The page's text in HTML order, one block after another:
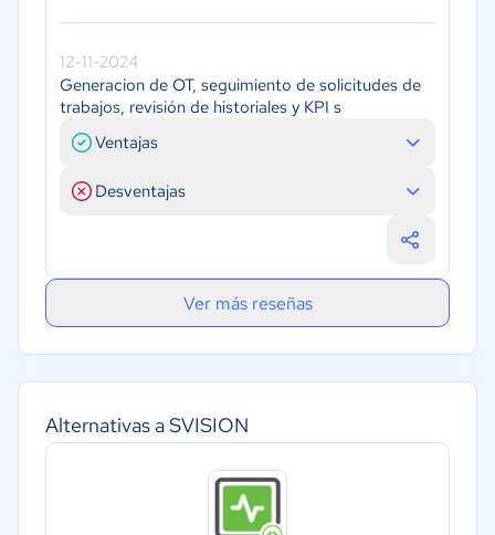
Alternativas a SVISION
12-11-2024
Generacion de OT, seguimiento de solicitudes de
trabajos, revisión de historiales y KPI s
Ventajas
Desventajas
Ver más reseñas